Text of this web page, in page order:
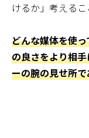
けるか」考えるこ
どんな媒体を使
の良さをより相
ーの腕の見せ所